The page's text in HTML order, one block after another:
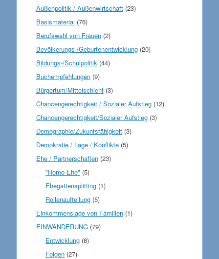
Außenpolitik / Außenwirtschaft(23)
Basismaterial (76)
Berufswahl von Frauen(2)
Bevölkerungs-/Geburtenentwicklung(20)
Bildungs-/Schulpolitik(44)
Buchempfehlungen(9)
Bürgertum/Mittelschicht(3)
Chancengerechtigkeit / Sozialer Aufstieg(12)
Chancengerechtigkeit/Sozialer Aufstieg(3)
Demographie/Zukunfsfähigkeit(3)
Demokratie / Lage / Konflikte(5)
Ehe / Partnerschaften(23)
"Homo-Ehe" (5)
Ehegattensplitting (1)
Rollenaufteilung (5)
Einkommenslage von Familien(1)
EINWANDERUNG(79)
Entwicklung (8)
Folgen (27)